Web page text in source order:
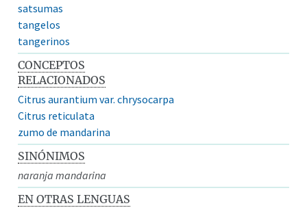
satsumas
tangelos
tangerinos
CONCEPTOS
RELACIONADOS
Citrus aurantium var. chrysocarpa
Citrus reticulata
zumo de mandarina
SINÓNIMOS
naranja mandarina
EN OTRAS LENGUAS